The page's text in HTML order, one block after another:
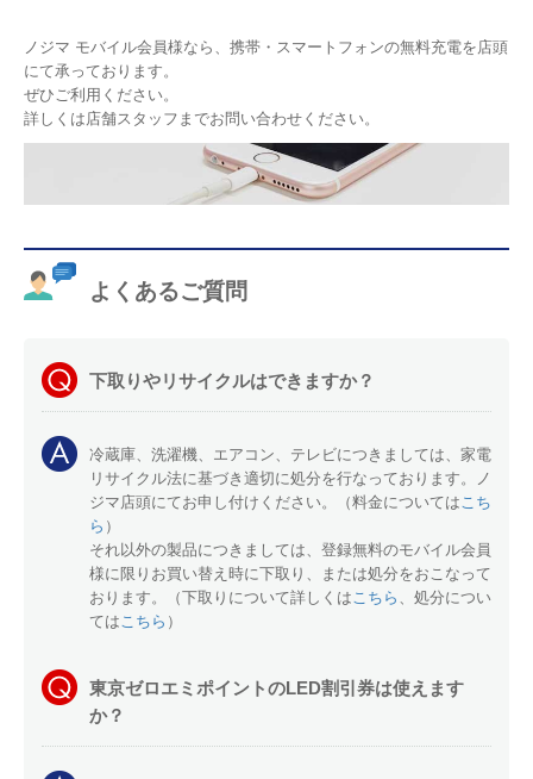
ノジマ モバイル会員様なら、携帯・スマートフォンの無料充電を店頭
にて承っております。
ぜひご利用ください。
詳しくは店舗スタッフまでお問い合わせください。
よくあるご質問
下取りやリサイクルはできますか？
冷蔵庫、洗濯機、エアコン、テレビにつきましては、家電
リサイクル法に基づき適切に処分を行なっております。ノ
ジマ店頭にてお申し付けください。（料金についてはこち
ら ）
それ以外の製品につきましては、登録無料のモバイル会員
様に限りお買い替え時に下取り、または処分をおこなって
おります。（下取りについて詳しくはこちら 、処分につい
てはこちら ）
東京ゼロエミポイントのLED割引券は使えます
か？